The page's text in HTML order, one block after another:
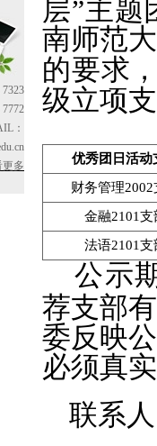
7323
7772
：
更多
层”主题
南师范
的要求
级立项
优秀团日活动
财务管理
金融2101支
法语2101支
公示
荐支部
委反映
必须真
联系